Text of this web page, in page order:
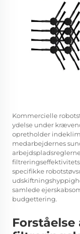
Kommercielle
ydelse under
opretholder
medarbejdernes
specifikke
samlede
budgettering.